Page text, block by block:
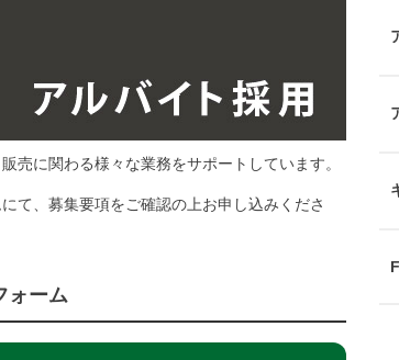
売に関わる様々な業務をサポートしています。
て、募集要項をご確認の上お申し込みくださ
ォーム